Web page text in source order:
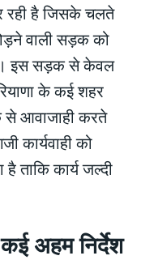
रही है जिसके चलते
वाली सड़क को
है। इस सड़क से केवल
के कई शहर
से आवाजाही करते
कार्यवाही को
ताकि कार्य जल्दी
कई अहम निर्देश